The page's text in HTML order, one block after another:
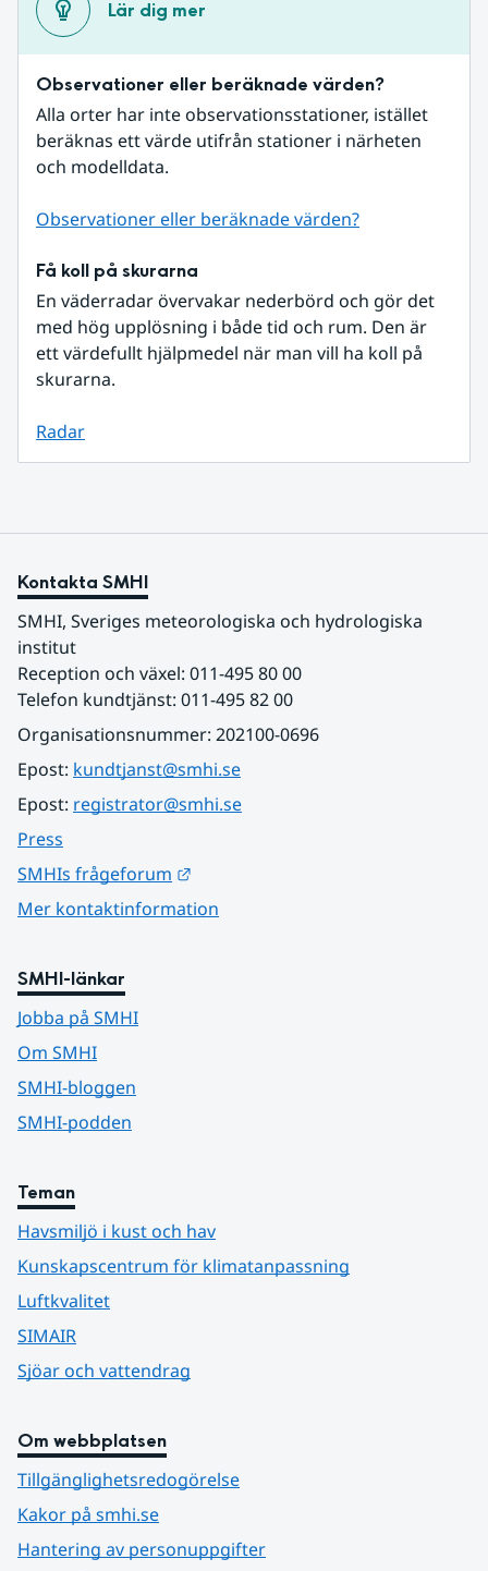
Lär dig mer
Observationer eller beräknade värden?
Alla orter har inte observationsstationer, istället
beräknas ett värde utifrån stationer i närheten
och modelldata.
Observationer eller beräknade värden?
Få koll på skurarna
En väderradar övervakar nederbörd och gör det
med hög upplösning i både tid och rum. Den är
ett värdefullt hjälpmedel när man vill ha koll på
skurarna.
Radar
Kontakta SMHI
SMHI, Sveriges meteorologiska och hydrologiska
institut
Reception och växel: 011-495 80 00
Telefon kundtjänst: 011-495 82 00
Organisationsnummer: 202100-0696
Epost: kundtjanst@smhi.se
Epost: registrator@smhi.se
Press
SMHIs frågeforum
Mer kontaktinformation
SMHI-länkar
Jobba på SMHI
Om SMHI
SMHI-bloggen
SMHI-podden
Teman
Havsmiljö i kust och hav
Kunskapscentrum för klimatanpassning
Luftkvalitet
SIMAIR
Sjöar och vattendrag
Om webbplatsen
Tillgänglighetsredogörelse
Kakor på smhi.se
Hantering av personuppgifter